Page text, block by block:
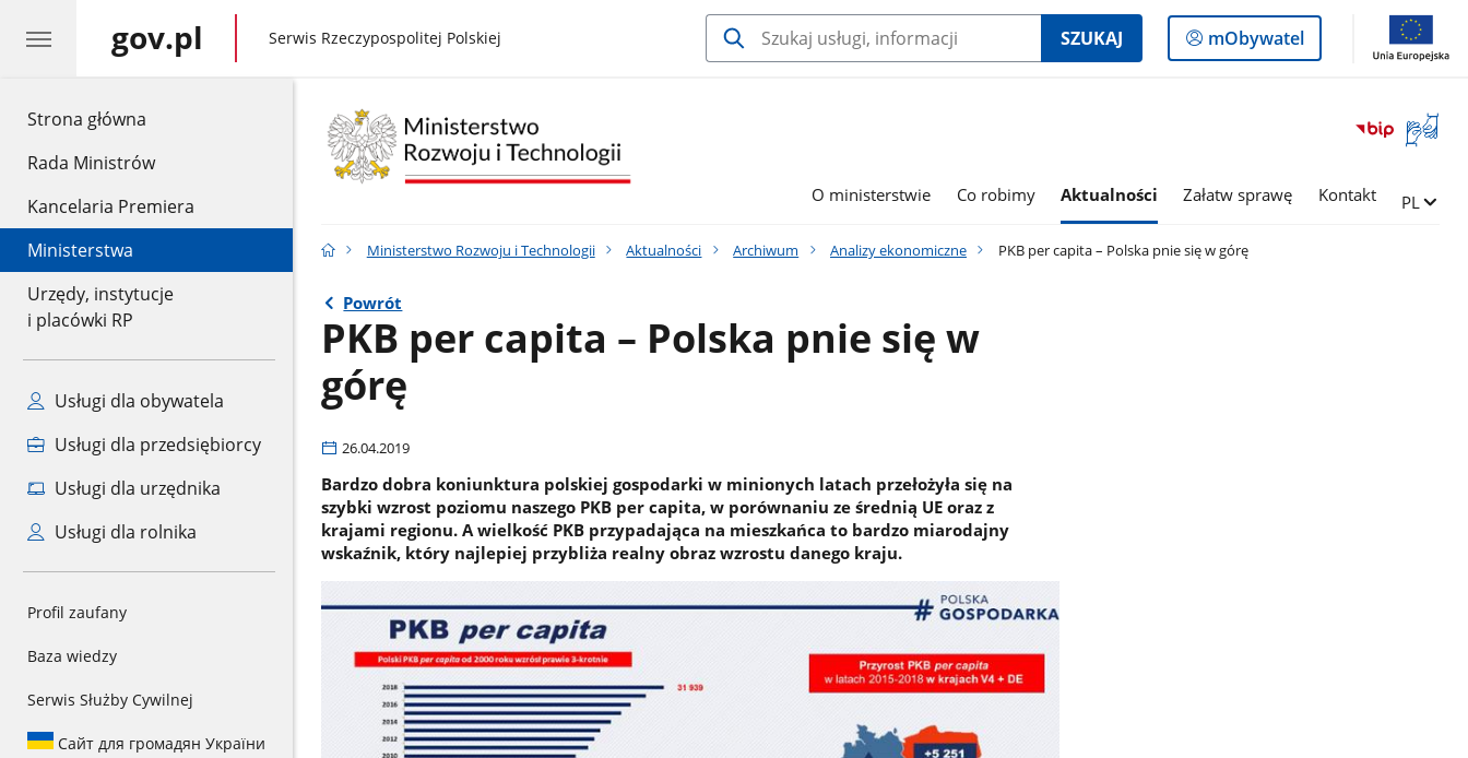
Strona główna
Rada Ministrów
Kancelaria Premiera
Ministerstwa
Urzędy, instytucje
i placówki RP
Usługi dla obywatela
Usługi dla przedsiębiorcy
Usługi dla urzędnika
Usługi dla rolnika
Profil zaufany
Baza wiedzy
Serwis Służby Cywilnej
Сайт для громадян України
gov.pl gov.pl
Serwis Rzeczypospolitej Polskiej SZUKAJ
Logowanie
do
mObywatel
Otwórz
okno
języka
O ministerstwie Co robimy Aktualności Załatw sprawę Kontakt Zmień
PL
Ministerstwo Rozwoju i Technologii Aktualności Archiwum Analizy ekonomiczne PKB per capita – Polska pnie się w górę
Powrót
PKB per capita – Polska pnie się w
górę
26.04.2019
Bardzo dobra koniunktura polskiej gospodarki w minionych latach przełożyła się na
szybki wzrost poziomu naszego PKB per capita, w porównaniu ze średnią UE oraz z
krajami regionu. A wielkość PKB przypadająca na mieszkańca to bardzo miarodajny
wskaźnik, który najlepiej przybliża realny obraz wzrostu danego kraju.